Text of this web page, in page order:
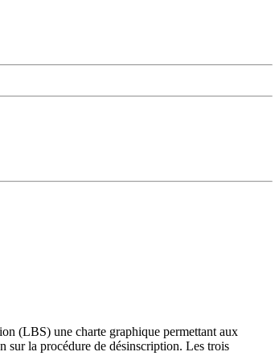
(LBS) une charte graphique permettant aux
sur la procédure de désinscription. Les trois